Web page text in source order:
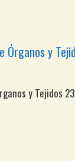
Órganos y
y Tejidos